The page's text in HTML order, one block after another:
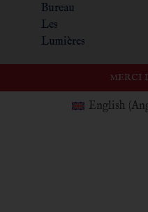
Bureau
Les
Lumières
MERCI
English (